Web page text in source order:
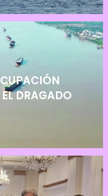
DRAGADO